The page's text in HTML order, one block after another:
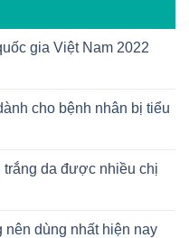
gia Việt Nam 2022
cho bệnh nhân bị tiểu
trắng da được nhiều chị
nên dùng nhất hiện nay